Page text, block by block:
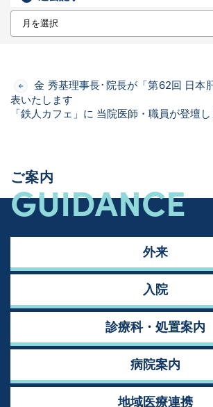
金 秀基理事長･院長が「第62回 日本
表いたします
「鉄人カフェ」に 当院医師・職員が登壇
ご案内
GUIDANCE
外来
入院
診療科・処置案内
病院案内
地域医療連携